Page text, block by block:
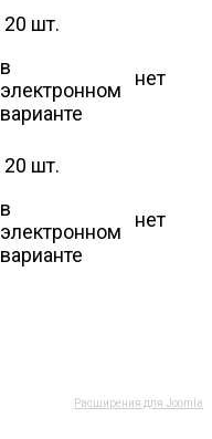
20 шт.
в
электронном
варианте
нет
20 шт.
в
электронном
варианте
нет
Расширения для Joomla